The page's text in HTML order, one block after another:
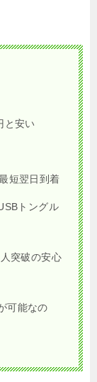
と安い
短翌日到着
トングル
突破の安心
可能なの